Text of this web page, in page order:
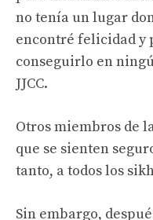
no tenía un lugar
encontré felicidad y
conseguirlo en
JJCC.
Otros miembros de
que se sienten
tanto, a todos los
Sin embargo,